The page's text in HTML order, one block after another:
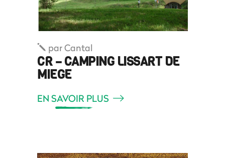
parCantal
CR – CAMPING LISSART DE
MIEGE
EN SAVOIR PLUS